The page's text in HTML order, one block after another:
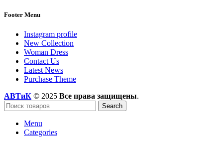
Footer Menu
Instagram profile
New Collection
Woman Dress
Contact Us
Latest News
Purchase Theme
АВТиК © 2025 Все права защищены.
Search
Menu
Categories